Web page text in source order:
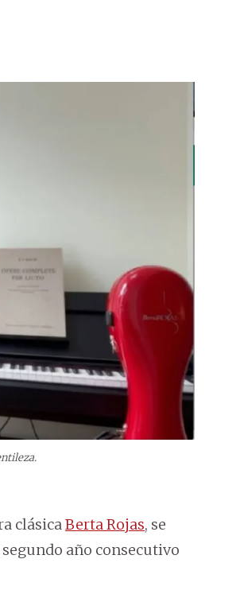
clásicaBerta Rojas, se
año consecutivo